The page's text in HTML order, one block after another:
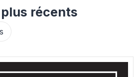
récents